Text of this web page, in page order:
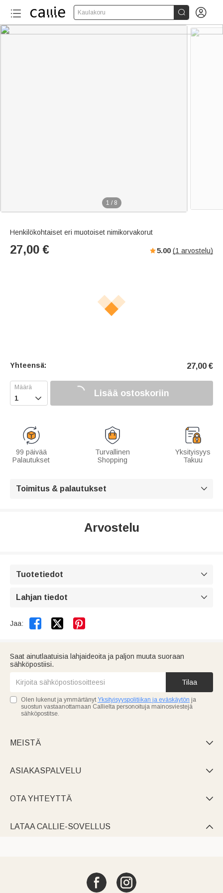
Kaulakoru  
1 / 8
Henkilökohtaiset eri muotoiset nimikorvakorut
27,00 € 5.00 (1 arvostelu)
Yhteensä: 27,00 €
 Lisää ostoskoriin
99 päivää
Palautukset
Turvallinen
Shopping
Yksityisyys
Takuu
Toimitus & palautukset 
Arvostelu
Tuotetiedot 
Lahjan tiedot 
Jaa:  
Saat ainutlaatuisia lahjaideoita ja paljon muuta suoraan
sähköpostiisi.
Tilaa
Olen lukenut ja ymmärtänyt Yksityisyyspolitiikan ja eväskäytön ja
suostun vastaanottamaan Callielta personoituja mainosviestejä
sähköpostitse.
MEISTÄ 
ASIAKASPALVELU 
OTA YHTEYTTÄ 
LATAA CALLIE-SOVELLUS 